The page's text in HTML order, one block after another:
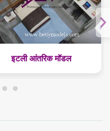
इटली आंतरिक मॉडल